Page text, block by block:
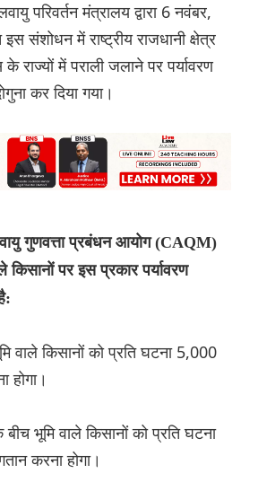
परिवर्तन मंत्रालय द्वारा 6 नवंबर,
संशोधन में राष्ट्रीय राजधानी क्षेत्र
में पराली जलाने पर पर्यावरण
कर दिया गया।
गुणवत्ता प्रबंधन आयोग (CAQM)
पर इस प्रकार पर्यावरण
वाले किसानों को प्रति घटना 5,000
होगा।
भूमि वाले किसानों को प्रति घटना
करना होगा।